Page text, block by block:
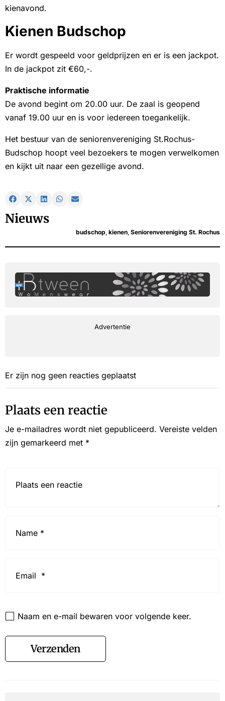
kienavond.
Kienen Budschop
Er wordt gespeeld voor geldprijzen en er is een jackpot.
In de jackpot zit €60,-.
Praktische informatie
De avond begint om 20.00 uur. De zaal is geopend
vanaf 19.00 uur en is voor iedereen toegankelijk.
Het bestuur van de seniorenvereniging St.Rochus-
Budschop hoopt veel bezoekers te mogen verwelkomen
en kijkt uit naar een gezellige avond.
Nieuws
budschop kienen Seniorenvereniging St. Rochus
Advertentie
Er zijn nog geen reacties geplaatst
Plaats een reactie
Je e-mailadres wordt niet gepubliceerd. Vereiste velden
zijn gemarkeerd met *
Naam en e-mail bewaren voor volgende keer.
Verzenden